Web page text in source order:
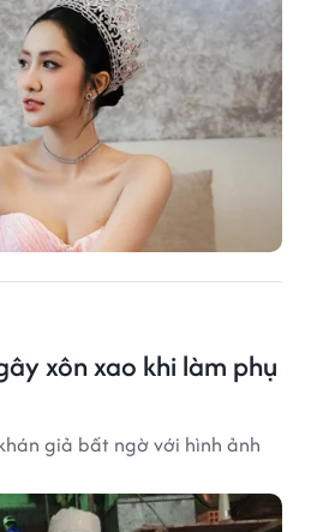
xôn xao khi làm phụ
giả bất ngờ với hình ảnh